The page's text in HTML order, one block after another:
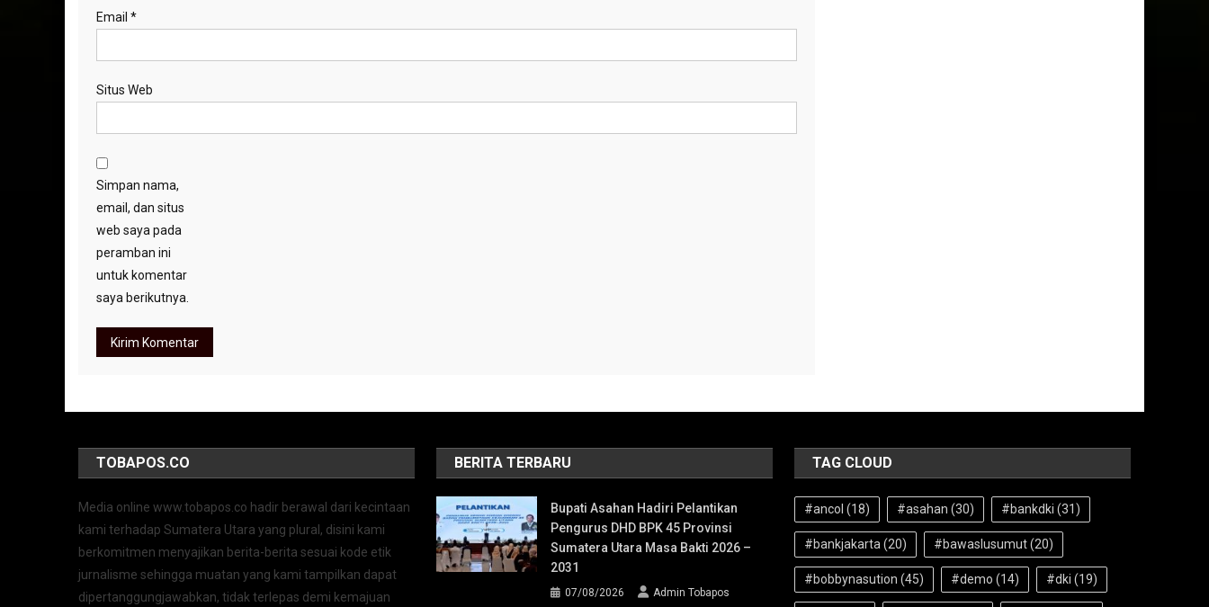
Email *
Situs Web
Simpan nama,
email, dan situs
web saya pada
peramban ini
untuk komentar
saya berikutnya.
TOBAPOS.CO
Media online www.tobapos.co hadir berawal dari kecintaan
kami terhadap Sumatera Utara yang plural, disini kami
berkomitmen menyajikan berita-berita sesuai kode etik
jurnalisme sehingga muatan yang kami tampilkan dapat
dipertanggungjawabkan, tidak terlepas demi kemajuan
BERITA TERBARU
Bupati Asahan Hadiri Pelantikan
Pengurus DHD BPK 45 Provinsi
Sumatera Utara Masa Bakti 2026 –
2031
07/08/2026 Admin Tobapos
TAG CLOUD
#ancol (18) #asahan (30) #bankdki (31)
#bankjakarta (20) #bawaslusumut(20)
#bobbynasution (45) #demo (14) #dki (19)